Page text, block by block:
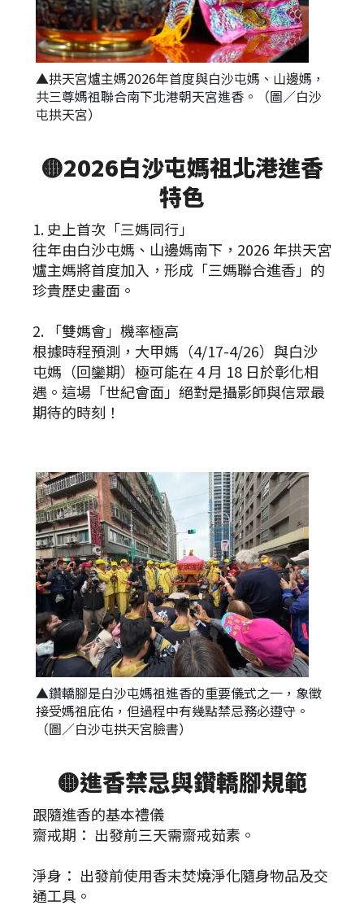
🟡2026白沙屯媽祖北港進香
特色
1. 史上首次「三媽同行」
往年由白沙屯媽、山邊媽南下，2026 年拱天宮
爐主媽將首度加入，形成「三媽聯合進香」的
珍貴歷史畫面。
2. 「雙媽會」機率極高
根據時程預測，大甲媽（4/17-4/26）與白沙
屯媽（回鑾期）極可能在 4 月 18 日於彰化相
遇。這場「世紀會面」絕對是攝影師與信眾最
期待的時刻！
▲拱天宮爐主媽2026年首度與白沙屯媽、山邊媽，
共三尊媽祖聯合南下北港朝天宮進香。（圖／白沙
屯拱天宮 ）
🟡進香禁忌與鑽轎腳規範
跟隨進香的基本禮儀
齋戒期： 出發前三天需齋戒茹素。
淨身： 出發前使用香末焚燒淨化隨身物品及交
通工具。
▲鑽轎腳是白沙屯媽祖進香的重要儀式之一，象徵
接受媽祖庇佑，但過程中有幾點禁忌務必遵守。
（圖／白沙屯拱天宮臉書）